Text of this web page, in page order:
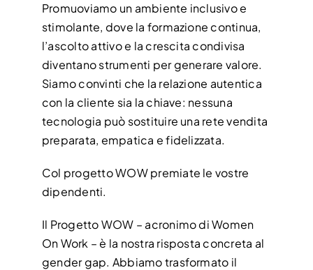
Promuoviamo un ambiente inclusivo e
stimolante, dove la formazione continua,
l’ascolto attivo e la crescita condivisa
diventano strumenti per generare valore.
Siamo convinti che la relazione autentica
con la cliente sia la chiave: nessuna
tecnologia può sostituire una rete vendita
preparata, empatica e fidelizzata.
Col progetto WOW premiate le vostre
dipendenti.
Il Progetto WOW – acronimo di Women
On Work – è la nostra risposta concreta al
gender gap. Abbiamo trasformato il